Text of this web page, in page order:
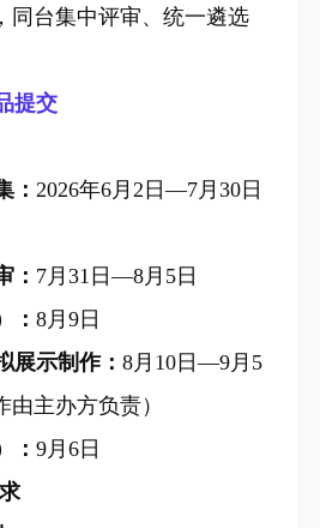
同台集中评审、统一遴选
提交
： 2026年6月2日—7月30日
： 7月31日—8月5日
： 8月9日
展示制作： 8月10日—9月5
由主办方负责）
： 9月6日